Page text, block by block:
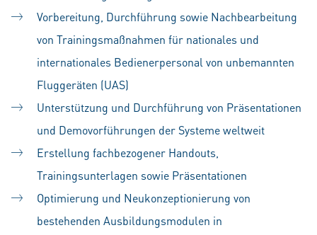
Vorbereitung, Durchführung sowie Nachbearbeitung
von Trainingsmaßnahmen für nationales und
internationales Bedienerpersonal von unbemannten
Fluggeräten (UAS)
Unterstützung und Durchführung von Präsentationen
und Demovorführungen der Systeme weltweit
Erstellung fachbezogener Handouts,
Trainingsunterlagen sowie Präsentationen
Optimierung und Neukonzeptionierung von
bestehenden Ausbildungsmodulen in